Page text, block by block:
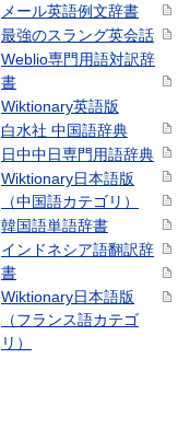
メール英語例文辞書
最強のスラング英会話
Weblio専門用語対訳辞
書
Wiktionary英語版
白水社 中国語辞典
日中中日専門用語辞典
Wiktionary日本語版
（中国語カテゴリ）
韓国語単語辞書
インドネシア語翻訳辞
書
Wiktionary日本語版
（フランス語カテゴ
リ）